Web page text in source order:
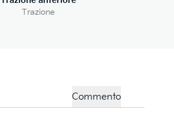
Trazione
Commento